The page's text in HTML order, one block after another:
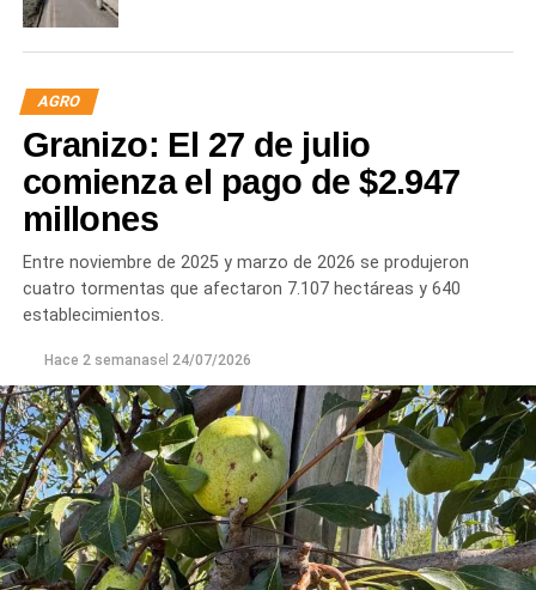
AGRO
Granizo: El 27 de julio
comienza el pago de $2.947
millones
Entre noviembre de 2025 y marzo de 2026 se produjeron
cuatro tormentas que afectaron 7.107 hectáreas y 640
establecimientos.
Hace 2 semanasel 24/07/2026